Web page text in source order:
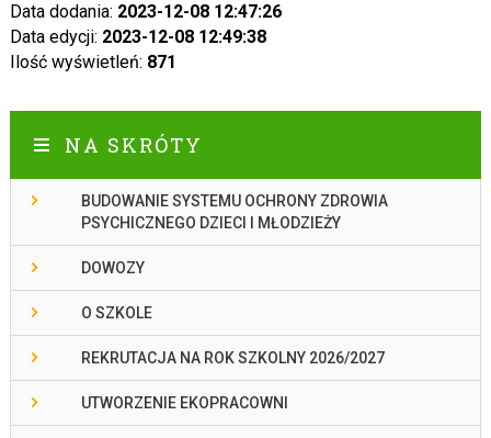
Data dodania: 2023-12-08 12:47:26
Data edycji: 2023-12-08 12:49:38
Ilość wyświetleń: 871
NA SKRÓTY
BUDOWANIE SYSTEMU OCHRONY ZDROWIA
PSYCHICZNEGO DZIECI I MŁODZIEŻY
DOWOZY
O SZKOLE
REKRUTACJA NA ROK SZKOLNY 2026/2027
UTWORZENIE EKOPRACOWNI